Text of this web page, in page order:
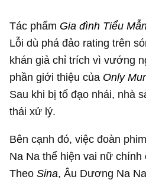
Tác phẩm Gia đình Tiểu
Lỗi dù phá đảo rating trên
khán giả chỉ trích vì vướng
phần giới thiệu của Only
Sau khi bị tố đạo nhái, nhà
thái xử lý.
Bên cạnh đó, việc đoàn
Na Na thể hiện vai nữ chính
TheoSina, Âu Dương Na